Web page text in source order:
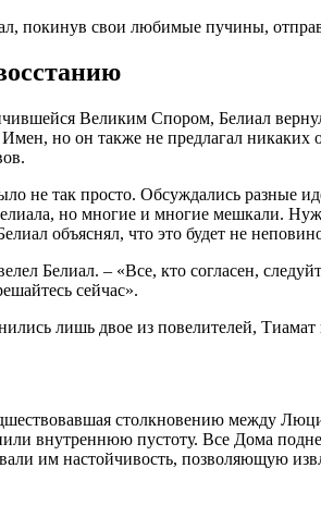
покинув свои любимые пучины,
Великим Спором, Белиал
но он также не предлагал никаких
не так просто. Обсуждались разные
но многие и многие мешкали.
объяснял, что это будет не
Белиал. – «Все, кто согласен,
сейчас».
лишь двое из повелителей,
столкновению между
внутреннюю пустоту. Все Дома
им настойчивость, позволяющую